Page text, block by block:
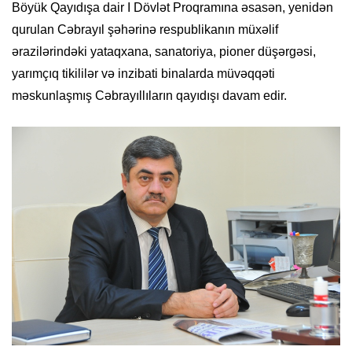
Böyük Qayıdışa dair I Dövlət Proqramına əsasən, yenidən
qurulan Cəbrayıl şəhərinə respublikanın müxəlif
ərazilərindəki yataqxana, sanatoriya, pioner düşərgəsi,
yarımçıq tikililər və inzibati binalarda müvəqqəti
məskunlaşmış Cəbrayıllıların qayıdışı davam edir.